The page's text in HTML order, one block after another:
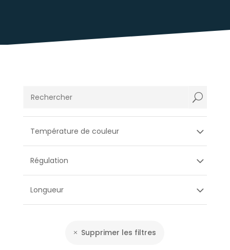
U
Température de couleur
Régulation
Longueur
Supprimer les filtres